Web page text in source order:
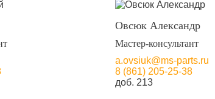
Овсюк Александр
Мастер-консультант
a.ovsiuk@ms-parts.ru
8 (861) 205-25-38
доб. 213